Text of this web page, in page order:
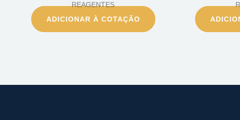
REAGENTES
ADICIONAR À COTAÇÃO